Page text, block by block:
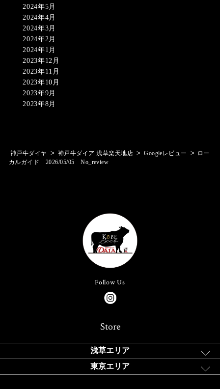
2024年5月
2024年4月
2024年3月
2024年2月
2024年1月
2023年12月
2023年11月
2023年10月
2023年9月
2023年8月
神戸牛ダイヤ > 神戸牛ダイア 浅草楽天地店 > Googleレビュー >
ロー
カルガイド 2026/05/05 No_review
Follow Us
Store
浅草エリア
東京エリア